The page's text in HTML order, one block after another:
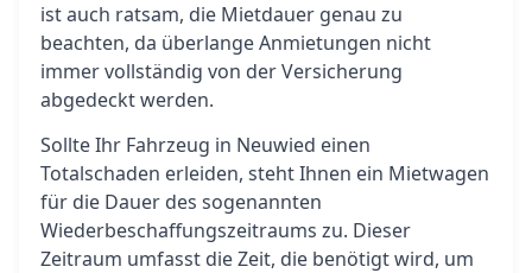
ist auch ratsam, die Mietdauer genau zu
beachten, da überlange Anmietungen nicht
immer vollständig von der Versicherung
abgedeckt werden.
Sollte Ihr Fahrzeug in Neuwied einen
Totalschaden erleiden, steht Ihnen ein Mietwagen
für die Dauer des sogenannten
Wiederbeschaffungszeitraums zu. Dieser
Zeitraum umfasst die Zeit, die benötigt wird, um